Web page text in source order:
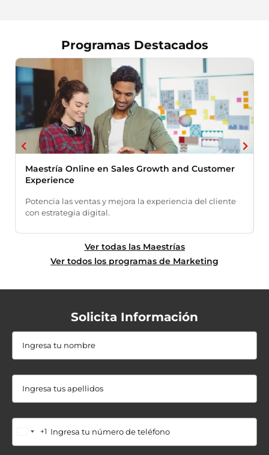
Programas Destacados
Maestría Online en Sales Growth and Customer
Experience
Potencia las ventas y mejora la experiencia del cliente
con estrategia digital.
Ver todas las Maestrías
Ver todos los programas de Marketing
Solicita Información
+1